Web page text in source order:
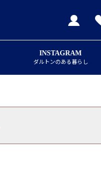
INSTAGRAM
ダルトンのある暮らし